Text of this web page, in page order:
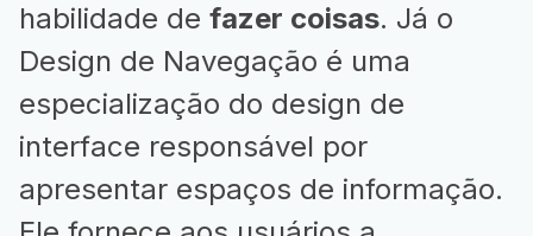
habilidade de fazer coisas. Já o
Design de Navegação é uma
especialização do design de
interface responsável por
apresentar espaços de informação.